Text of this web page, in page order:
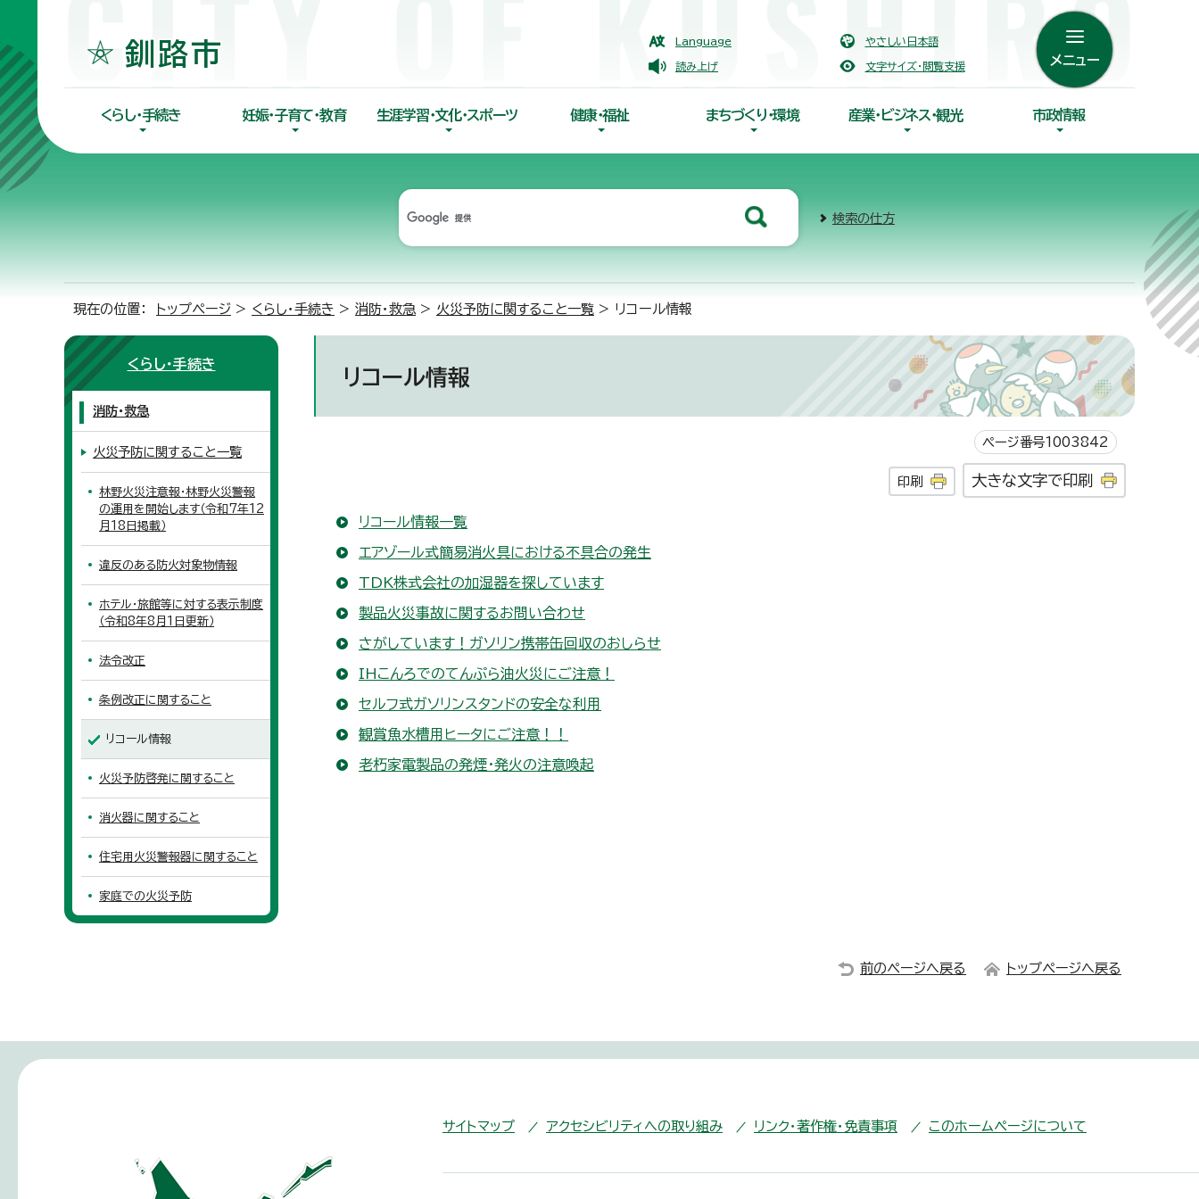
Language やさしい日本語
読み上げ 文字サイズ・閲覧支援 メニュー
くらし・手続き 妊娠・子育て・教育 生涯学習・文化・スポーツ 健康・福祉 まちづくり・環境 産業・ビジネス・観光 市政情報
検索の仕方
現在の位置： トップページ > くらし・手続き > 消防・救急 > 火災予防に関すること一覧 > リコール情報
リコール情報
ページ番号1003842
印刷 大きな文字で印刷
リコール情報一覧
エアゾール式簡易消火具における不具合の発生
TDK株式会社の加湿器を探しています
製品火災事故に関するお問い合わせ
さがしています！ガソリン携帯缶回収のおしらせ
IHこんろでのてんぷら油火災にご注意！
セルフ式ガソリンスタンドの安全な利用
観賞魚水槽用ヒータにご注意！！
老朽家電製品の発煙・発火の注意喚起
くらし・手続き
消防・救急
火災予防に関すること一覧
林野火災注意報・林野火災警報
の運用を開始します（令和7年12
月18日掲載）
違反のある防火対象物情報
ホテル・旅館等に対する表示制度
（令和8年8月1日更新）
法令改正
条例改正に関すること
リコール情報
火災予防啓発に関すること
消火器に関すること
住宅用火災警報器に関すること
家庭での火災予防
前のページへ戻る トップページへ戻る
サイトマップ アクセシビリティへの取り組み リンク・著作権・免責事項 このホームページについて